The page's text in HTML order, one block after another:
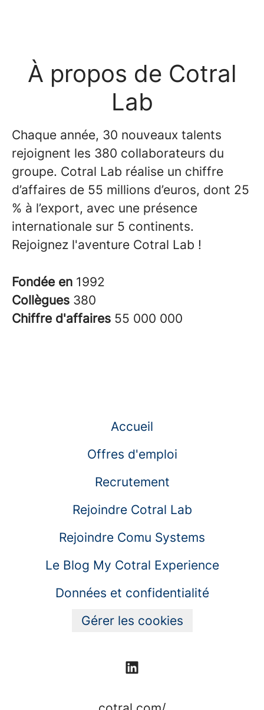
À propos de Cotral
Lab
Chaque année, 30 nouveaux talents
rejoignent les 380 collaborateurs du
groupe. Cotral Lab réalise un chiffre
d’affaires de 55 millions d’euros, dont 25
% à l’export, avec une présence
internationale sur 5 continents.
Rejoignez l'aventure Cotral Lab !
Fondée en 1992
Collègues 380
Chiffre d'affaires 55 000 000
Accueil
Offres d'emploi
Recrutement
Rejoindre Cotral Lab
Rejoindre Comu Systems
Le Blog My Cotral Experience
Données et confidentialité
Gérer les cookies